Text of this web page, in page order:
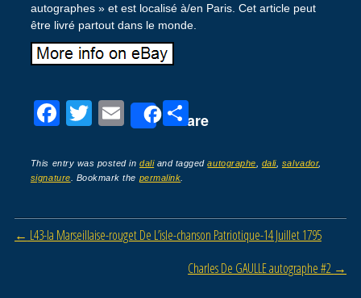
autographes » et est localisé à/en Paris. Cet article peut
être livré partout dans le monde.
F
c
e
b
o
T
tt
er
E
ail
Share
P
ta
er
This entry was posted indaliand taggedautographe dali, salvador,
signature . Bookmark the permalink
Post navigation
← L43-la Marseillaise-rouget De L’isle-chanson Patriotique-14 Juillet 1795
Charles De GAULLE autographe #2 →